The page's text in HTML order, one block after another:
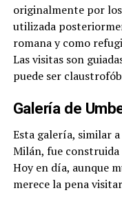
originalmente por
utilizada
romana y como
Las visitas son
puede ser
Galería de
Esta galería, similar
Milán, fue
Hoy en día, aunque
merece la pena